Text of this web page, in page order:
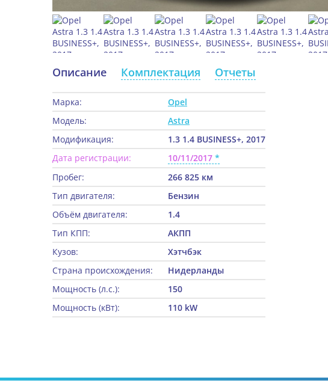
Описание Комплектация Отчеты
Марка:
Opel
Модель:
Astra
Модификация:
1.3 1.4 BUSINESS+, 2017
Дата регистрации:
10/11/2017
Пробег:
266 825 км
Тип двигателя:
Бензин
Объём двигателя:
1.4
Тип КПП:
АКПП
Кузов:
Хэтчбэк
Страна происхождения:
Нидерланды
Мощность (л.с.):
150
Мощность (кВт):
110 kW